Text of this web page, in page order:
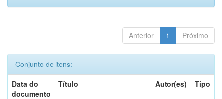
Anterior 1 Próximo
Conjunto de itens:
Data do
documento
Título Autor(es) Tipo